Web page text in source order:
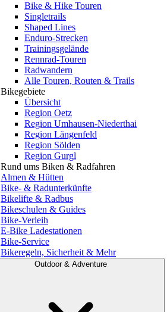
Bike & Hike Touren
Singletrails
Shaped Lines
Enduro-Strecken
Trainingsgelände
Rennrad-Touren
Radwandern
Alle Touren, Routen & Trails
Bikegebiete
Übersicht
Region Oetz
Region Umhausen-Niederthai
Region Längenfeld
Region Sölden
Region Gurgl
Rund ums Biken & Radfahren
Almen & Hütten
Bike- & Radunterkünfte
Bikelifte & Radbus
Bikeschulen & Guides
Bike-Verleih
E-Bike Ladestationen
Bike-Service
Bikeregeln, Sicherheit & Mehr
Outdoor & Adventure